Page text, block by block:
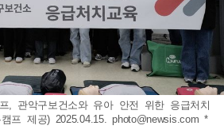
, 관악구보건소와 유아 안전 위한 응급처치
프 제공) 2025.04.15.photo@newsis.com *